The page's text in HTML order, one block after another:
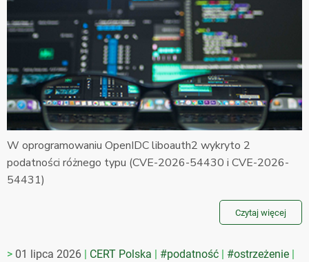
W oprogramowaniu OpenIDC liboauth2 wykryto 2
podatności różnego typu (CVE-2026-54430 i CVE-2026-
54431)
Czytaj więcej
01 lipca 2026 CERT Polska #podatność
#ostrzeżenie